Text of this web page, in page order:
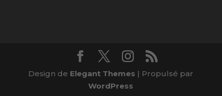
Design de Elegant Themes | Propulsé par
WordPress